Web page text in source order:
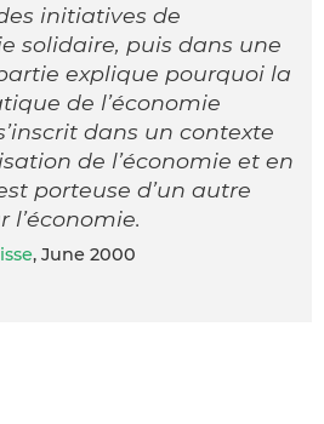
initiatives de
solidaire, puis dans une
explique pourquoi la
de l’économie
dans un contexte
de l’économie et en
porteuse d’un autre
l’économie.
, June 2000